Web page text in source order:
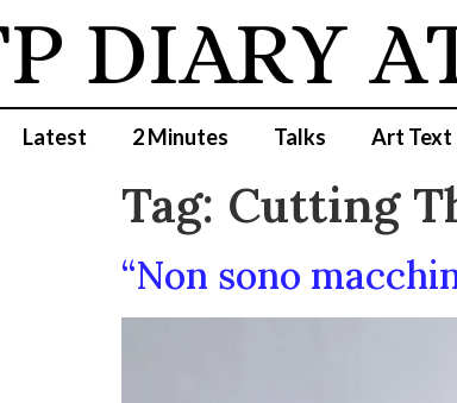
DIARY
Latest 2 Minutes Talks Art Text
Tag: Cutting
“Non sono